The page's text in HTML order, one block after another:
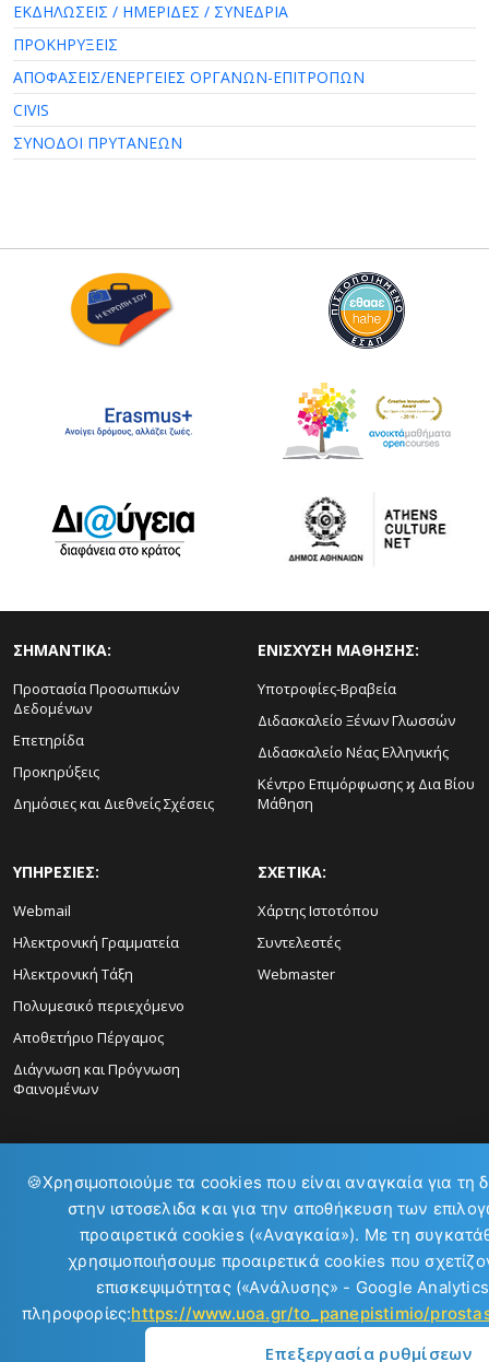
ΕΚΔΗΛΩΣΕΙΣ / ΗΜΕΡΙΔΕΣ / ΣΥΝΕΔΡΙΑ
ΠΡΟΚΗΡΥΞΕΙΣ
ΑΠΟΦΑΣΕΙΣ/ΕΝΕΡΓΕΙΕΣ ΟΡΓΑΝΩΝ-ΕΠΙΤΡΟΠΩΝ
CIVIS
ΣΥΝΟΔΟΙ ΠΡΥΤΑΝΕΩΝ
ΣΗΜΑΝΤΙΚΑ:
Προστασία Προσωπικών
Δεδομένων
Επετηρίδα
Προκηρύξεις
Δημόσιες και Διεθνείς Σχέσεις
ΕΝΙΣΧΥΣΗ ΜΑΘΗΣΗΣ:
Υποτροφίες-Βραβεία
Διδασκαλείο Ξένων Γλωσσών
Διδασκαλείο Νέας Ελληνικής
Κέντρο Επιμόρφωσης ϗ Δια Βίου
Μάθηση
ΥΠΗΡΕΣΙΕΣ:
Webmail
Ηλεκτρονική Γραμματεία
Ηλεκτρονική Τάξη
Πολυμεσικό περιεχόμενο
Αποθετήριο Πέργαμος
Διάγνωση και Πρόγνωση
Φαινομένων
ΣΧΕΤΙΚΑ:
Χάρτης Ιστοτόπου
Συντελεστές
Webmaster
ΕΠΙΚΟΙΝΩΝΙΑ:
🍪Χρησιμοποιούμε τα cookies που είναι αναγκαία για τη
στην ιστοσελιδα και για την αποθήκευση των
προαιρετικά cookies («Αναγκαία»). Με τη
χρησιμοποιήσουμε προαιρετικά cookies που
επισκεψιμότητας («Ανάλυσης» - Google
πληροφορίες:https://www.uoa.gr/to_panepistimio/
Επεξεργασία ρυθμίσεων